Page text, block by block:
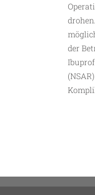
der